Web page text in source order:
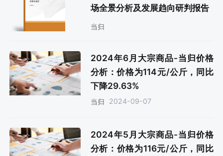
场全景分析及发展趋向研判报告
当归
2024年6月大宗商品-当归价格
分析：价格为114元/公斤，同比
下降29.63%
当归 2024-09-07
2024年5月大宗商品-当归价格
分析：价格为116元/公斤，同比